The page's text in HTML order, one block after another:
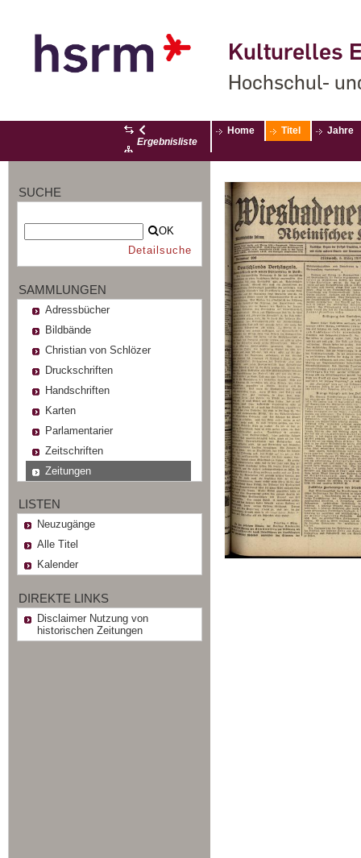
Kulturelles
Hochschul-
Ergebnisliste
Home Titel Jahre
SUCHE
OK
Detailsuche
SAMMLUNGEN
Adressbücher
Bildbände
Christian von Schlözer
Druckschriften
Handschriften
Karten
Parlamentarier
Zeitschriften
Zeitungen
LISTEN
Neuzugänge
Alle Titel
Kalender
DIREKTE LINKS
Disclaimer Nutzung von
historischen Zeitungen